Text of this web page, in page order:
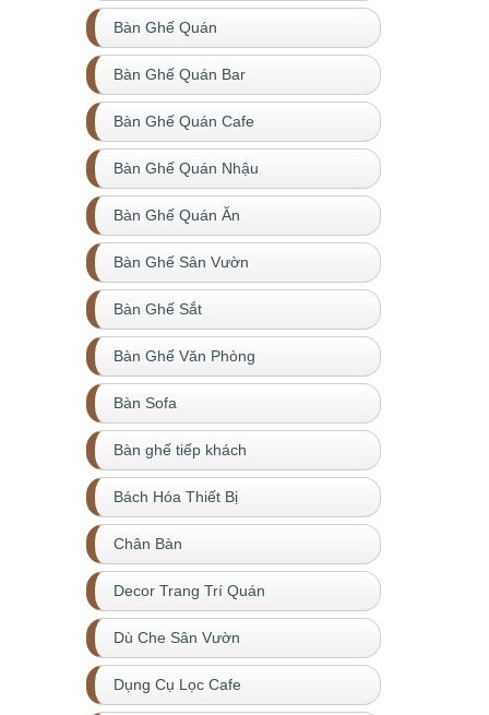
Bàn Ghế Quán
Bàn Ghế Quán Bar
Bàn Ghế Quán Cafe
Bàn Ghế Quán Nhậu
Bàn Ghế Quán Ăn
Bàn Ghế Sân Vườn
Bàn Ghế Sắt
Bàn Ghế Văn Phòng
Bàn Sofa
Bàn ghế tiếp khách
Bách Hóa Thiết Bị
Chân Bàn
Decor Trang Trí Quán
Dù Che Sân Vườn
Dụng Cụ Lọc Cafe